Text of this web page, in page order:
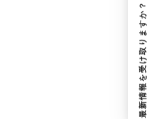
最新情報を受け取りますか？